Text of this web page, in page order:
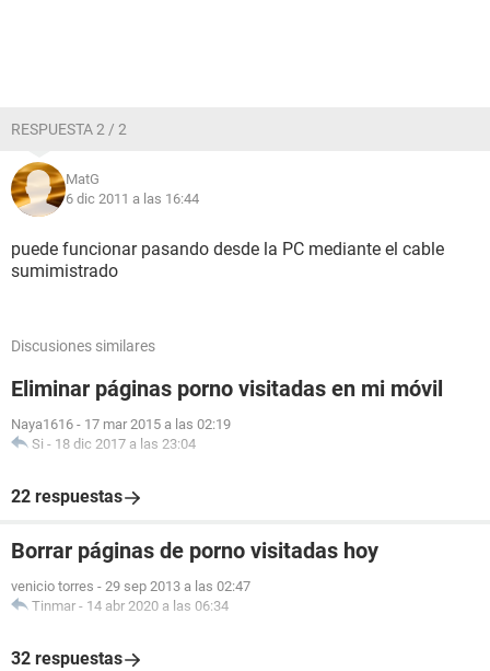
RESPUESTA 2 / 2
MatG
6 dic 2011 a las 16:44
puede funcionar pasando desde la PC mediante el cable
sumimistrado
Discusiones similares
Eliminar páginas porno visitadas en mi móvil
Naya1616 - 17 mar 2015 a las 02:19
Si - 18 dic 2017 a las 23:04
22 respuestas
Borrar páginas de porno visitadas hoy
venicio torres - 29 sep 2013 a las 02:47
Tinmar - 14 abr 2020 a las 06:34
32 respuestas